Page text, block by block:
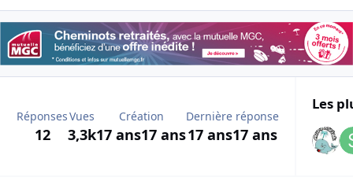
Réponses
12
Vues
3,3k
Création
17 ans17 ans
Dernière réponse
17 ans17 ans
Les